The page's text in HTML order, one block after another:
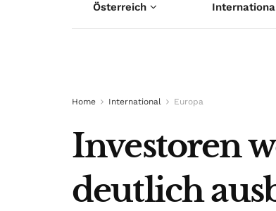
Österreich
Home International Europa
Investoren
deutlich